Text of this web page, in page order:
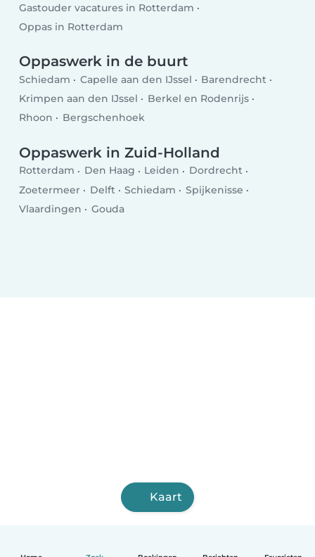
Gastouder vacatures in Rotterdam
Oppas in Rotterdam
Oppaswerk in de buurt
Schiedam Capelle aan den IJssel
Barendrecht
Krimpen aan den IJssel
Berkel en Rodenrijs
Rhoon
Bergschenhoek
Oppaswerk in Zuid-Holland
Rotterdam Den Haag Leiden
Dordrecht
Zoetermeer
Delft Schiedam
Spijkenisse
Vlaardingen
Gouda
Kaart